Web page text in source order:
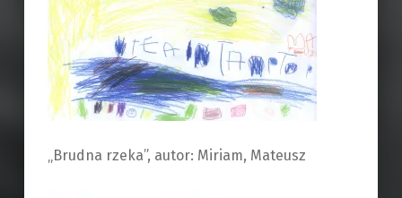
„Brudna rzeka”, autor: Miriam, Mateusz